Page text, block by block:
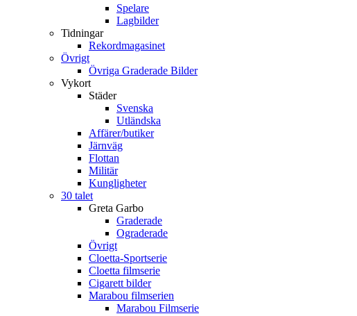
Spelare
Lagbilder
Tidningar
Rekordmagasinet
Övrigt
Övriga Graderade Bilder
Vykort
Städer
Svenska
Utländska
Affärer/butiker
Järnväg
Flottan
Militär
Kungligheter
30 talet
Greta Garbo
Graderade
Ograderade
Övrigt
Cloetta-Sportserie
Cloetta filmserie
Cigarett bilder
Marabou filmserien
Marabou Filmserie